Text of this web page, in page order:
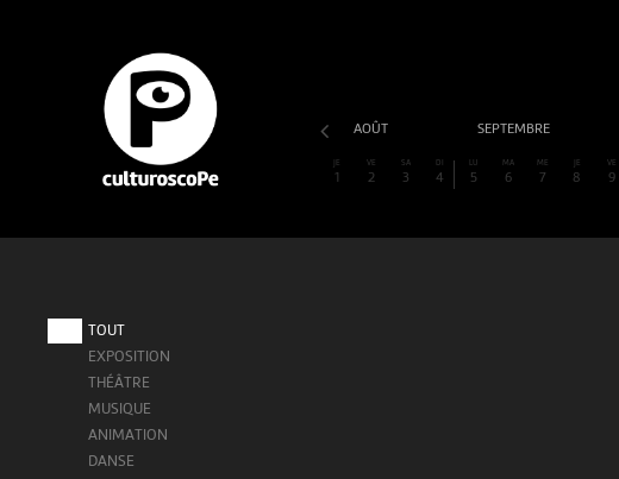
AOÛT SEPTEMBRE
JE
1
VE
2
SA
3
DI
4
LU
5
MA
6
ME
7
JE
8
VE
9
TOUT
EXPOSITION
THÉÂTRE
MUSIQUE
ANIMATION
DANSE